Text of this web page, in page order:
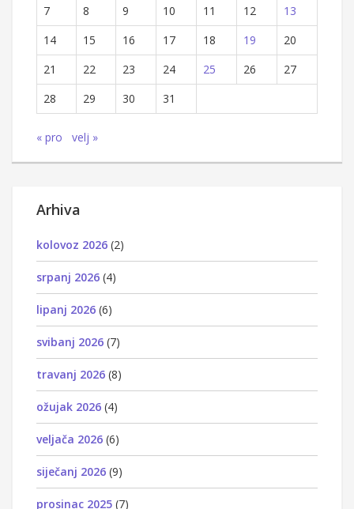
7
8 9 10 11 12
13
14
15 16 17 18 19
20
21
22 23 24 25 26
27
28
29 30 31
« pro velj »
Arhiva
kolovoz 2026 (2)
srpanj 2026 (4)
lipanj 2026 (6)
svibanj 2026 (7)
travanj 2026 (8)
ožujak 2026 (4)
veljača 2026 (6)
siječanj 2026 (9)
prosinac 2025 (7)